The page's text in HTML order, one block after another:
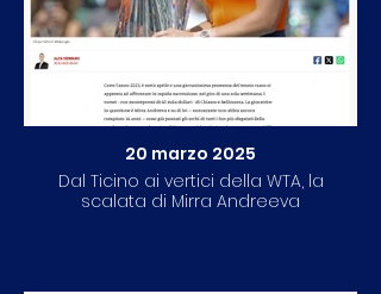
20 marzo 2025
Dal Ticino ai vertici della WTA, la
scalata di Mirra Andreeva